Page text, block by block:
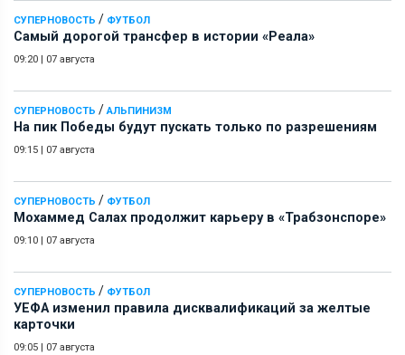
СУПЕРНОВОСТЬ / ФУТБОЛ
Самый дорогой трансфер в истории «Реала»
09:20 | 07 августа
СУПЕРНОВОСТЬ / АЛЬПИНИЗМ
На пик Победы будут пускать только по разрешениям
09:15 | 07 августа
СУПЕРНОВОСТЬ / ФУТБОЛ
Мохаммед Салах продолжит карьеру в «Трабзонспоре»
09:10 | 07 августа
СУПЕРНОВОСТЬ / ФУТБОЛ
УЕФА изменил правила дисквалификаций за желтые
карточки
09:05 | 07 августа